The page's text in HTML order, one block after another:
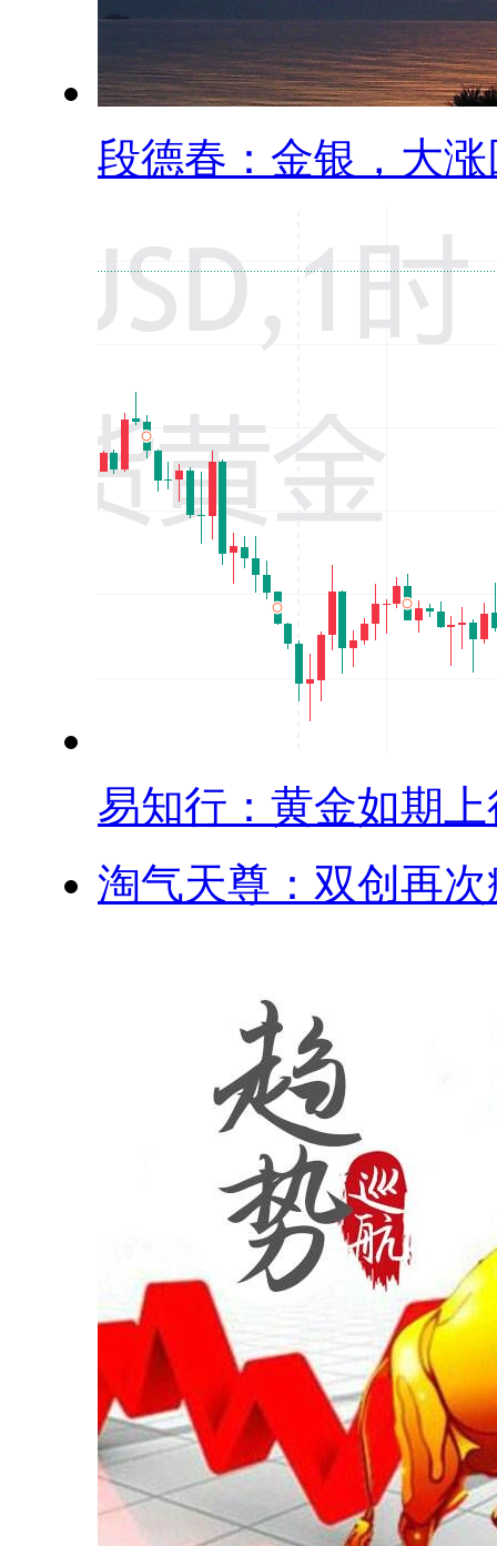
段德春：金银，大涨
易知行：黄金如期上
淘气天尊：双创再